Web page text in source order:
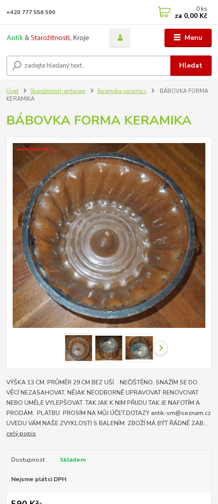
Menu
Hledat
+420 777 556 590 0 ks
za 0,00 Kč
Úvod Starožitnosti-antiques Keramika-ceramics
BÁBOVKA FORMA
KERAMIKA
BÁBOVKA FORMA KERAMIKA
VÝŠKA 13 CM. PRŮMĚR 29 CM BEZ UŠÍ. . NEČIŠTĚNO. SNAŽÍM SE DO
VĚCÍ NEZASAHOVAT, NĚJAK NEODBORNĚ UPRAVOVAT RENOVOVAT
NEBO UMĚLE VYLEPŠOVAT. TAK JAK K NIM PŘIJDU TAK JE NAFOTÍM A
PRODÁM. PLATBU PROSÍM NA MŮJ ÚČET.DOTAZY antik-sm@seznam.cz
UVEDU VÁM NAŠE ZVYKLOSTI S BALENÍM. ZBOŽÍ MÁ BÝT ŘÁDNĚ ZAB...
celý popis
Dostupnost Skladem
Nejsme plátci DPH